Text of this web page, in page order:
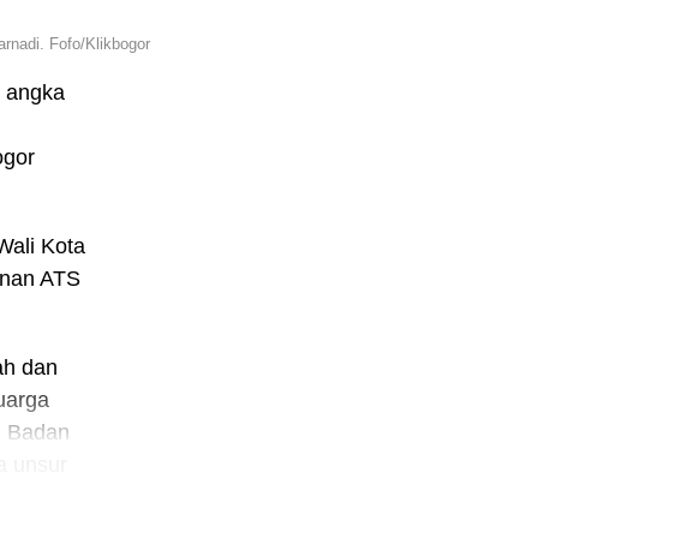
Fofo/Klikbogor
angka
Kota
ATS
dan
Badan